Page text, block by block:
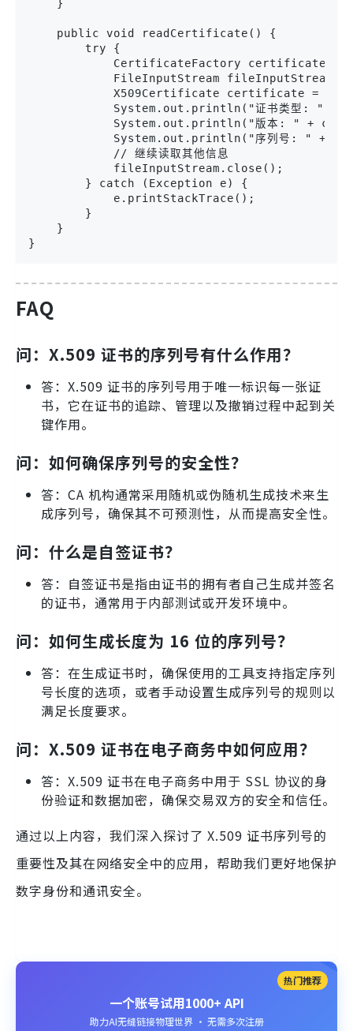
    }
    public void readCertificate() {
        try {
CertificateFactory
FileInputStream fileInputStream
X509Certificate certificate =
System.out.println("证书类型: " +
System.out.println("版本: " +
System.out.println("序列号: " +
            // 继续读取其他信息
            fileInputStream.close();
        } catch (Exception e) {
            e.printStackTrace();
        }
    }
}
FAQ
问：X.509 证书的序列号有什么作用？
答：X.509 证书的序列号用于唯一标识每一张证
书，它在证书的追踪、管理以及撤销过程中起到关
键作用。
问：如何确保序列号的安全性？
答：CA 机构通常采用随机或伪随机生成技术来生
成序列号，确保其不可预测性，从而提高安全性。
问：什么是自签证书？
答：自签证书是指由证书的拥有者自己生成并签名
的证书，通常用于内部测试或开发环境中。
问：如何生成长度为 16 位的序列号？
答：在生成证书时，确保使用的工具支持指定序列
号长度的选项，或者手动设置生成序列号的规则以
满足长度要求。
问：X.509 证书在电子商务中如何应用？
答：X.509 证书在电子商务中用于 SSL 协议的身
份验证和数据加密，确保交易双方的安全和信任。
通过以上内容，我们深入探讨了 X.509 证书序列号的
重要性及其在网络安全中的应用，帮助我们更好地保护
数字身份和通讯安全。
热门推荐
一个账号试用1000+ API
助力AI无缝链接物理世界 · 无需多次注册